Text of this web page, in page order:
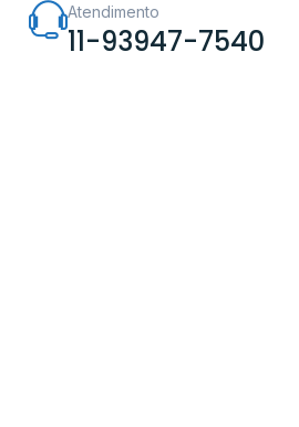
Atendimento
11-93947-7540